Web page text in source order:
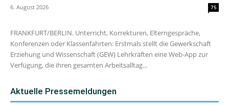
6. August 2026 75
FRANKFURT/BERLIN. Unterricht, Korrekturen, Elterngespräche,
Konferenzen oder Klassenfahrten: Erstmals stellt die Gewerkschaft
Erziehung und Wissenschaft (GEW) Lehrkräften eine Web-App zur
Verfügung, die ihren gesamten Arbeitsalltag...
Aktuelle Pressemeldungen